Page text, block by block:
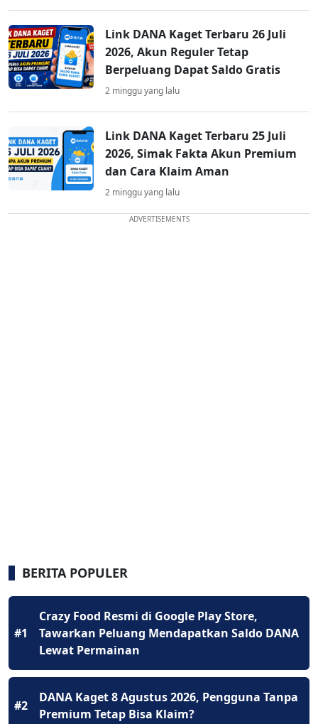
Link DANA Kaget Terbaru 26 Juli
2026, Akun Reguler Tetap
Berpeluang Dapat Saldo Gratis
2 minggu yang lalu
Link DANA Kaget Terbaru 25 Juli
2026, Simak Fakta Akun Premium
dan Cara Klaim Aman
2 minggu yang lalu
ADVERTISEMENTS
BERITA POPULER
#1
Crazy Food Resmi di Google Play Store,
Tawarkan Peluang Mendapatkan Saldo DANA
Lewat Permainan
#2
DANA Kaget 8 Agustus 2026, Pengguna Tanpa
Premium Tetap Bisa Klaim?